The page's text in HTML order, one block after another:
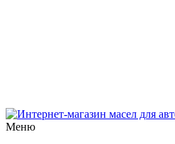
Меню